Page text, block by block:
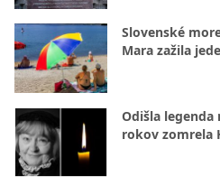
Slovenské
Mara zažila
Odišla
rokov zomrela